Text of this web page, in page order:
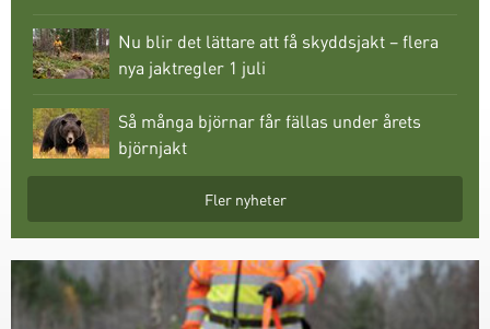
Nu blir det lättare att få skyddsjakt – flera
nya jaktregler 1 juli
Så många björnar får fällas under årets
björnjakt
Fler nyheter